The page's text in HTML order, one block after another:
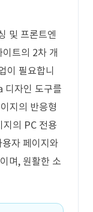
및 프론트엔
트의 2차 개
이 필요합니
디자인 도구를
지의 반응형
의 PC 전용
자 페이지와
며, 원활한 소